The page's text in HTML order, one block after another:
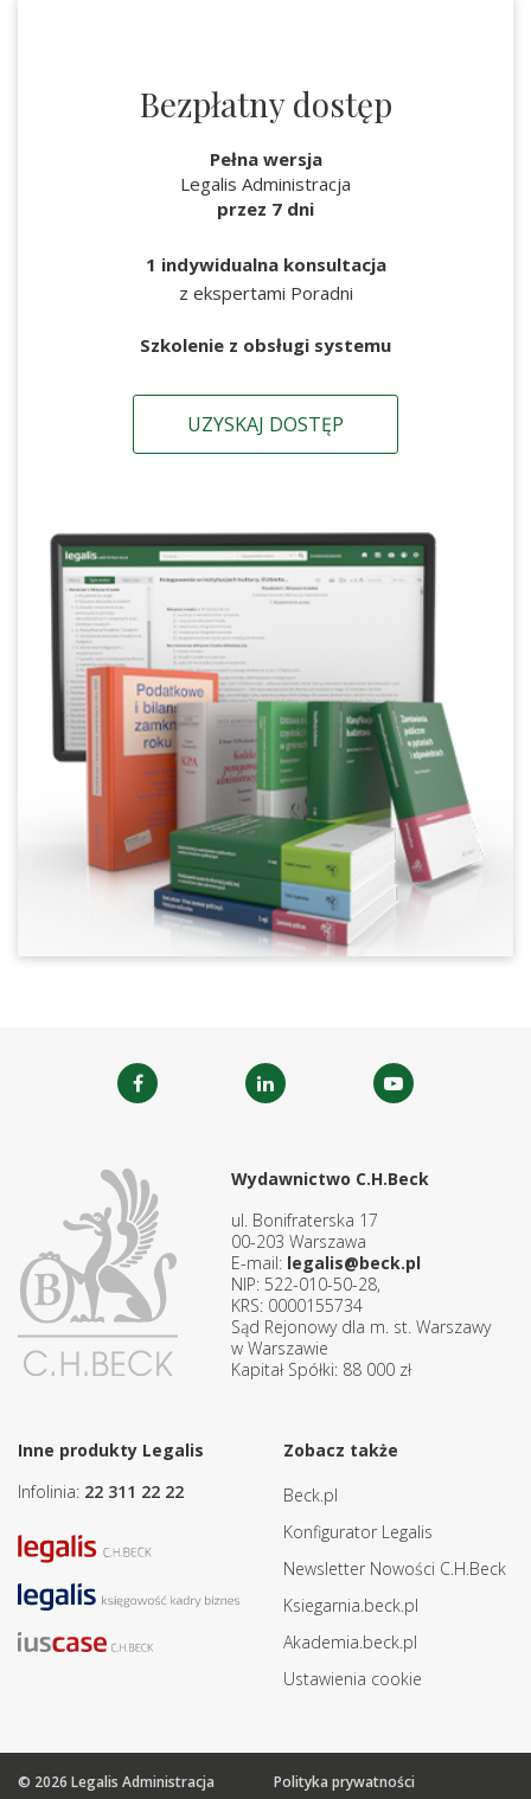
Bezpłatny dostęp
Pełna wersja
Legalis Administracja
przez 7 dni
1 indywidualna konsultacja
z ekspertami Poradni
Szkolenie z obsługi systemu
UZYSKAJ DOSTĘP
Wydawnictwo C.H.Beck
ul. Bonifraterska 17
00-203 Warszawa
E-mail: legalis@beck.pl
NIP: 522-010-50-28,
KRS: 0000155734
Sąd Rejonowy dla m. st. Warszawy
w Warszawie
Kapitał Spółki: 88 000 zł
Inne produkty Legalis
Infolinia: 22 311 22 22
Zobacz także
Beck.pl
Konfigurator Legalis
Newsletter Nowości C.H.Beck
Ksiegarnia.beck.pl
Akademia.beck.pl
Ustawienia cookie
© 2026 Legalis Administracja Polityka prywatności